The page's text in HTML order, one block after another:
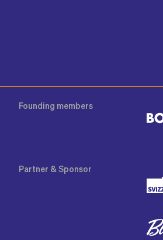
Founding members
Partner & Sponsor